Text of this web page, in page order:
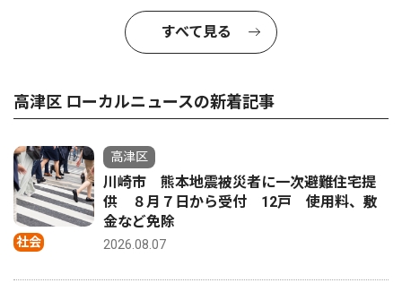
すべて見る
高津区 ローカルニュースの新着記事
社会
高津区
川崎市 熊本地震被災者に一次避難住宅提
供 ８月７日から受付 12戸 使用料、敷
金など免除
2026.08.07